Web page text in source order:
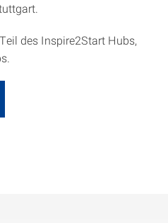
des Inspire2Start Hubs,